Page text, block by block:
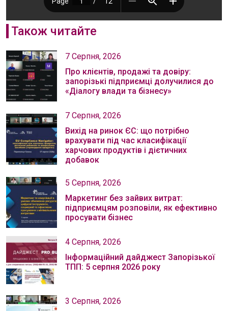
Також читайте
7 Серпня, 2026
Про клієнтів, продажі та довіру:
запорізькі підприємці долучилися до
«Діалогу влади та бізнесу»
7 Серпня, 2026
Вихід на ринок ЄС: що потрібно
врахувати під час класифікації
харчових продуктів і дієтичних
добавок
5 Серпня, 2026
Маркетинг без зайвих витрат:
підприємцям розповіли, як ефективно
просувати бізнес
4 Серпня, 2026
Інформаційний дайджест Запорізької
ТПП: 5 серпня 2026 року
3 Серпня, 2026